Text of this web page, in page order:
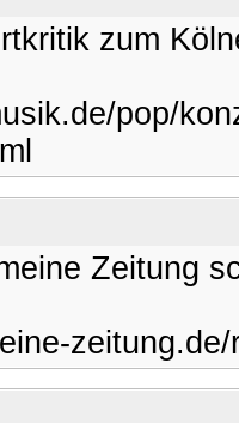
zum
pop/
Zeitung